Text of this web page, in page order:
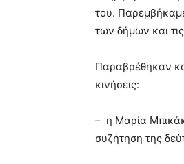
lyons
teaches
meaning
of
pornhun
porn
του.
των δήμων και
Παραβρέθηκαν
κινήσεις:
– η Μαρία
συζήτηση της